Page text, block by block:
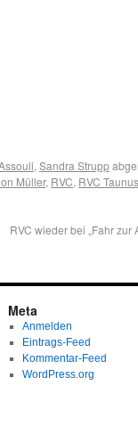
, Sandra Strupp
Müller, RVC, RVC
RVC wieder bei „Fahr zur
Meta
Anmelden
Eintrags-Feed
Kommentar-Feed
WordPress.org